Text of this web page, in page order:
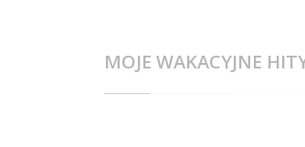
MOJE WAKACYJNE